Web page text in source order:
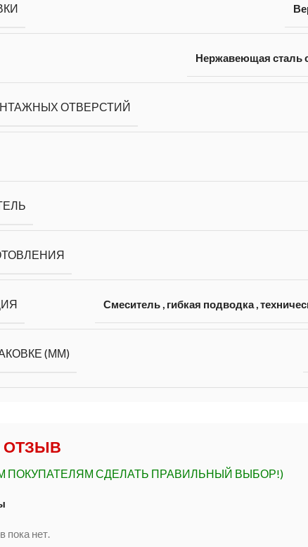
Нержавеющая сталь
ОТВЕРСТИЙ
Смеситель, гибкая подводка,
(ММ)
ОТЗЫВ
ПОКУПАТЕЛЯМ СДЕЛАТЬ ПРАВИЛЬНЫЙ ВЫБОР!)
пока нет.